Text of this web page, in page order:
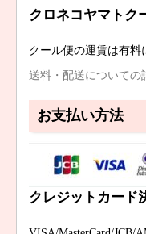
クロネコヤマトク
クール便の運賃は有料
送料・配送についての
お支払い方法
クレジットカード